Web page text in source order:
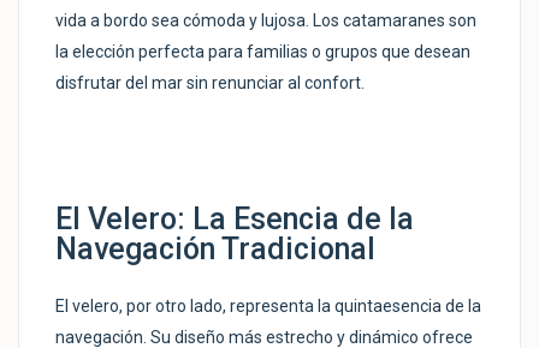
vida a bordo sea cómoda y lujosa. Los catamaranes son
la elección perfecta para familias o grupos que desean
disfrutar del mar sin renunciar al confort.
El Velero: La Esencia de la
Navegación Tradicional
El velero, por otro lado, representa la quintaesencia de la
navegación. Su diseño más estrecho y dinámico ofrece